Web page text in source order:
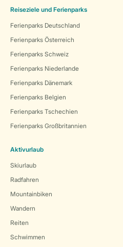
Reiseziele und Ferienparks
Ferienparks Deutschland
Ferienparks Österreich
Ferienparks Schweiz
Ferienparks Niederlande
Ferienparks Dänemark
Ferienparks Belgien
Ferienparks Tschechien
Ferienparks Großbritannien
Aktivurlaub
Skiurlaub
Radfahren
Mountainbiken
Wandern
Reiten
Schwimmen